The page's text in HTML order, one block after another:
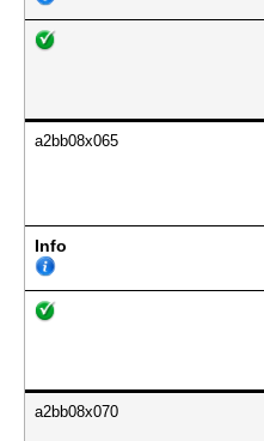
a2bb08x065
Info
a2bb08x070